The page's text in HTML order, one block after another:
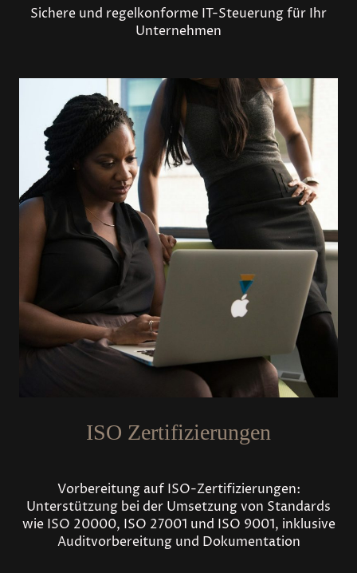
Sichere und regelkonforme IT-Steuerung für Ihr
Unternehmen
ISO Zertifizierungen
Vorbereitung auf ISO-Zertifizierungen:
Unterstützung bei der Umsetzung von Standards
wie ISO 20000, ISO 27001 und ISO 9001, inklusive
Auditvorbereitung und Dokumentation